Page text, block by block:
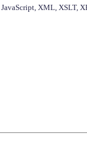
XML, XSLT,